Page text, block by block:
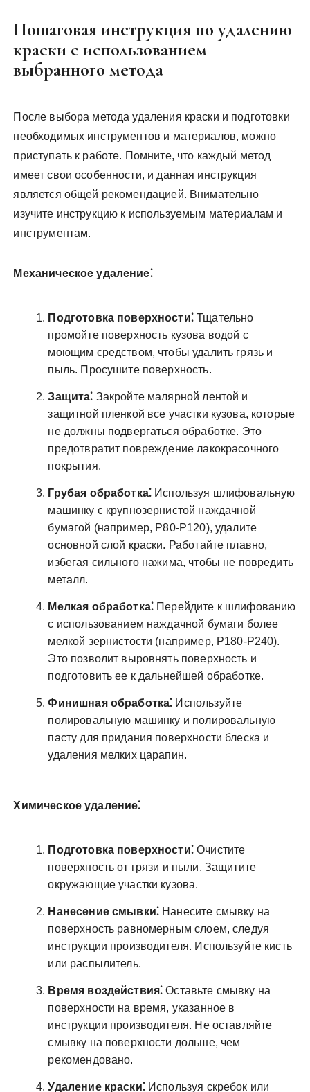
Пошаговая инструкция по удалению
краски с использованием
выбранного метода
После выбора метода удаления краски и подготовки
необходимых инструментов и материалов, можно
приступать к работе. Помните, что каждый метод
имеет свои особенности, и данная инструкция
является общей рекомендацией. Внимательно
изучите инструкцию к используемым материалам и
инструментам.
Механическое удаление⁚
Подготовка поверхности⁚Тщательно
промойте поверхность кузова водой с
моющим средством, чтобы удалить грязь и
пыль. Просушите поверхность.
Защита⁚ Закройте малярной лентой и
защитной пленкой все участки кузова, которые
не должны подвергаться обработке. Это
предотвратит повреждение лакокрасочного
покрытия.
Грубая обработка⁚ Используя шлифовальную
машинку с крупнозернистой наждачной
бумагой (например, P80-P120), удалите
основной слой краски. Работайте плавно,
избегая сильного нажима, чтобы не повредить
металл.
Мелкая обработка⁚ Перейдите к шлифованию
с использованием наждачной бумаги более
мелкой зернистости (например, P180-P240).
Это позволит выровнять поверхность и
подготовить ее к дальнейшей обработке.
Финишная обработка⁚ Используйте
полировальную машинку и полировальную
пасту для придания поверхности блеска и
удаления мелких царапин.
Химическое удаление⁚
Подготовка поверхности⁚Очистите
поверхность от грязи и пыли. Защитите
окружающие участки кузова.
Нанесение смывки⁚ Нанесите смывку на
поверхность равномерным слоем, следуя
инструкции производителя. Используйте кисть
или распылитель.
Время воздействия⁚ Оставьте смывку на
поверхности на время, указанное в
инструкции производителя. Не оставляйте
смывку на поверхности дольше, чем
рекомендовано.
Удаление краски⁚Используя скребок или